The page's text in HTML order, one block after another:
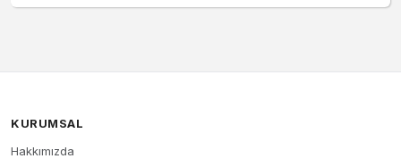
KURUMSAL
Hakkımızda